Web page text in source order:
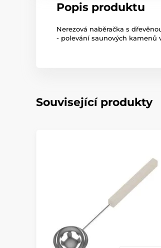
Popis produktu
Nerezová naběračka s
- polevání saunových kamenů
Související produkty